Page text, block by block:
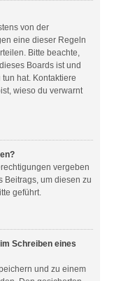
von der
eine dieser Regeln
Bitte beachte,
Boards ist und
hat. Kontaktiere
wieso du verwarnt
vergeben
Beitrags, um diesen zu
geführt.
Schreiben eines
und zu einem